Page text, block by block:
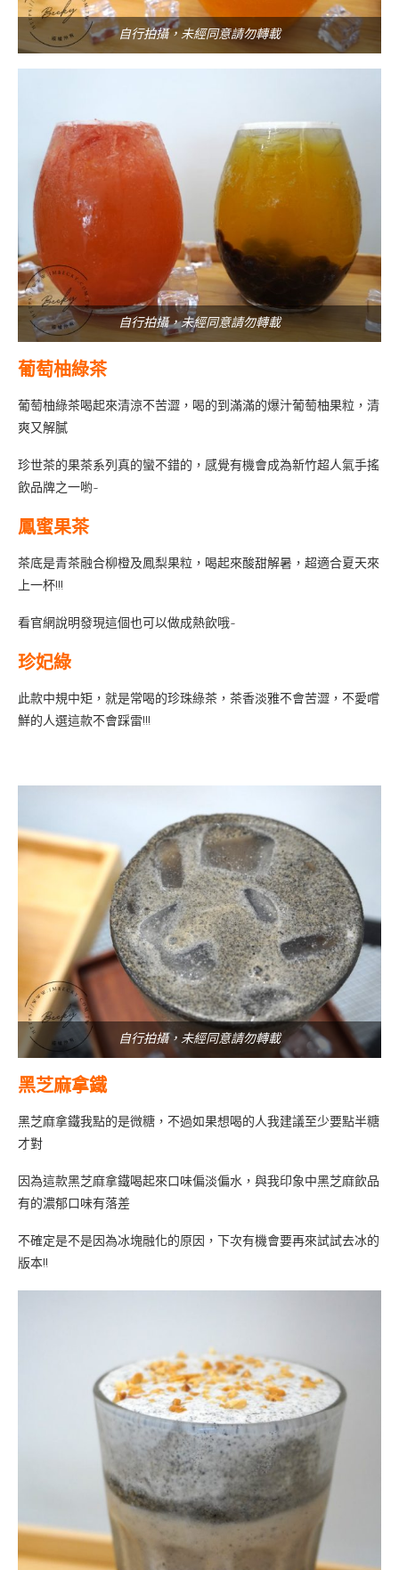
自行拍攝，未經同意請勿轉載
自行拍攝，未經同意請勿轉載
葡萄柚綠茶
葡萄柚綠茶喝起來清涼不苦澀，喝的到滿滿的爆汁葡萄柚果粒，清
爽又解膩
珍世茶的果茶系列真的蠻不錯的，感覺有機會成為新竹超人氣手搖
飲品牌之一喲~
鳳蜜果茶
茶底是青茶融合柳橙及鳳梨果粒，喝起來酸甜解暑，超適合夏天來
上一杯!!!
看官網說明發現這個也可以做成熱飲哦~
珍妃綠
此款中規中矩，就是常喝的珍珠綠茶，茶香淡雅不會苦澀，不愛嚐
鮮的人選這款不會踩雷!!!
自行拍攝，未經同意請勿轉載
黑芝麻拿鐵
黑芝麻拿鐵我點的是微糖，不過如果想喝的人我建議至少要點半糖
才對
因為這款黑芝麻拿鐵喝起來口味偏淡偏水，與我印象中黑芝麻飲品
有的濃郁口味有落差
不確定是不是因為冰塊融化的原因，下次有機會要再來試試去冰的
版本!!